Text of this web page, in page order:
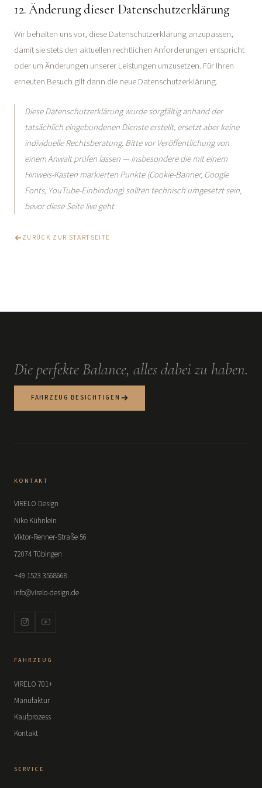
12. Änderung dieser Datenschutzerklärung
Wir behalten uns vor, diese Datenschutzerklärung anzupassen,
damit sie stets den aktuellen rechtlichen Anforderungen entspricht
oder um Änderungen unserer Leistungen umzusetzen. Für Ihren
erneuten Besuch gilt dann die neue Datenschutzerklärung.
Diese Datenschutzerklärung wurde sorgfältig anhand der
tatsächlich eingebundenen Dienste erstellt, ersetzt aber keine
individuelle Rechtsberatung. Bitte vor Veröffentlichung von
einem Anwalt prüfen lassen — insbesondere die mit einem
Hinweis-Kasten markierten Punkte (Cookie-Banner, Google
Fonts, YouTube-Einbindung) sollten technisch umgesetzt sein,
bevor diese Seite live geht.
ZURÜCK ZUR STARTSEITE
Die perfekte Balance, alles dabei zu haben.
FAHRZEUG BESICHTIGEN
KONTAKT
VIRELO Design
Niko Kühnlein
Viktor-Renner-Straße 56
72074 Tübingen
+49 1523 3568668
info@virelo-design.de
FAHRZEUG
VIRELO 701+
Manufaktur
Kaufprozess
Kontakt
SERVICE